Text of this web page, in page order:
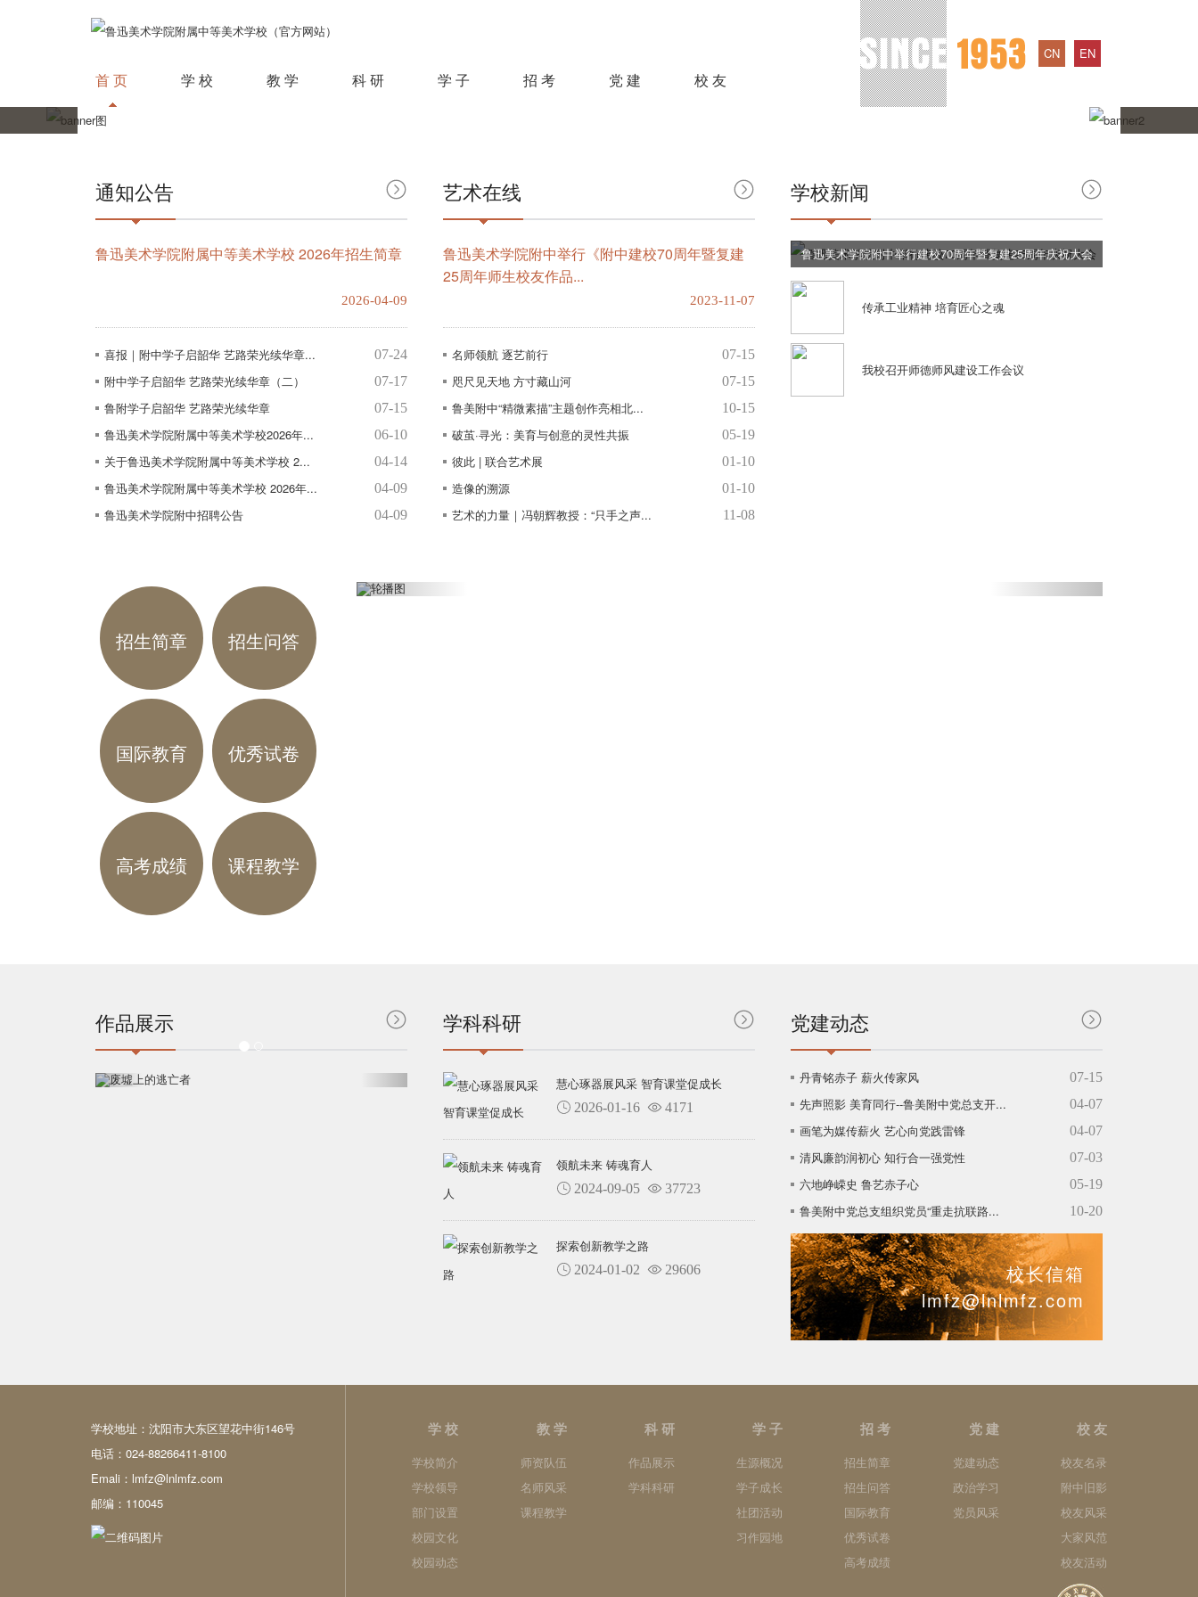
首 页 学 校 教 学 科 研 学 子 招 考 党 建 校 友
CN EN
通知公告
鲁迅美术学院附属中等美术学校 2026年招生简章
2026-04-09
喜报｜附中学子启韶华 艺路荣光续华章... 07-24
附中学子启韶华 艺路荣光续华章（二） 07-17
鲁附学子启韶华 艺路荣光续华章 07-15
鲁迅美术学院附属中等美术学校2026年... 06-10
关于鲁迅美术学院附属中等美术学校 2... 04-14
鲁迅美术学院附属中等美术学校 2026年... 04-09
鲁迅美术学院附中招聘公告 04-09
艺术在线
鲁迅美术学院附中举行《附中建校70周年暨复建
25周年师生校友作品...
2023-11-07
名师领航 逐艺前行 07-15
咫尺见天地 方寸藏山河 07-15
鲁美附中“精微素描”主题创作亮相北... 10-15
破茧·寻光：美育与创意的灵性共振 05-19
彼此 | 联合艺术展 01-10
造像的溯源 01-10
艺术的力量｜冯朝辉教授：“只手之声... 11-08
学校新闻
鲁迅美术学院附中举行建校70周年暨复建25周年庆祝大会
传承工业精神 培育匠心之魂
我校召开师德师风建设工作会议
招生简章 招生问答
国际教育 优秀试卷
高考成绩 课程教学
作品展示 学科科研
慧心琢器展风采 智育课堂促成长
2026-01-16 4171
领航未来 铸魂育人
2024-09-05 37723
探索创新教学之路
2024-01-02 29606
党建动态
丹青铭赤子 薪火传家风 07-15
先声照影 美育同行--鲁美附中党总支开... 04-07
画笔为媒传薪火 艺心向党践雷锋 04-07
清风廉韵润初心 知行合一强党性 07-03
六地峥嵘史 鲁艺赤子心 05-19
鲁美附中党总支组织党员“重走抗联路... 10-20
校长信箱
lmfz@lnlmfz.com
学校地址：沈阳市大东区望花中街146号
电话：024-88266411-8100
Emali：lmfz@lnlmfz.com
邮编：110045
校 友
校友名录
附中旧影
校友风采
大家风范
校友活动
党 建
党建动态
政治学习
党员风采
招 考
招生简章
招生问答
国际教育
优秀试卷
高考成绩
学 子
生源概况
学子成长
社团活动
习作园地
科 研
作品展示
学科科研
教 学
师资队伍
名师风采
课程教学
学 校
学校简介
学校领导
部门设置
校园文化
校园动态